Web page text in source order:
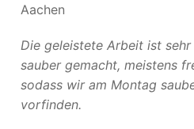
Aachen
Die geleistete Arbeit ist
sauber gemacht, meistens
sodass wir am Montag
vorfinden.